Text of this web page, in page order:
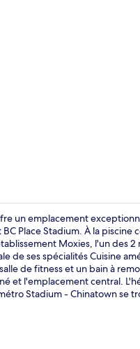
un emplacement
Place Stadium. À la
Moxies, l'un des
de ses spécialités Cuisine
de fitness et un bain à
et l'emplacement central.
Stadium - Chinatown se